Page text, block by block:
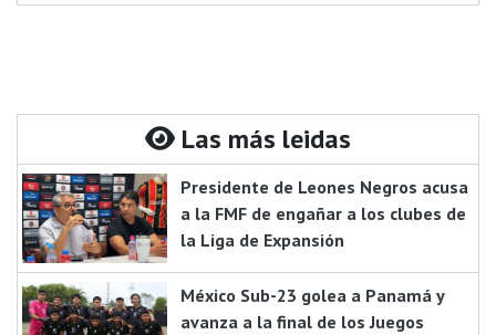
Las más leidas
Presidente de Leones Negros acusa
a la FMF de engañar a los clubes de
la Liga de Expansión
México Sub-23 golea a Panamá y
avanza a la final de los Juegos